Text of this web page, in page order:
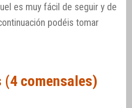
es muy fácil de seguir y de
podéis tomar
(4 comensales)